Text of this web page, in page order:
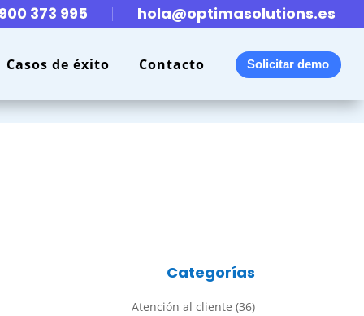
373 995 hola@optimasolutions.es
Casos de éxito Contacto Solicitar demo
Categorías
Atención al cliente (36)